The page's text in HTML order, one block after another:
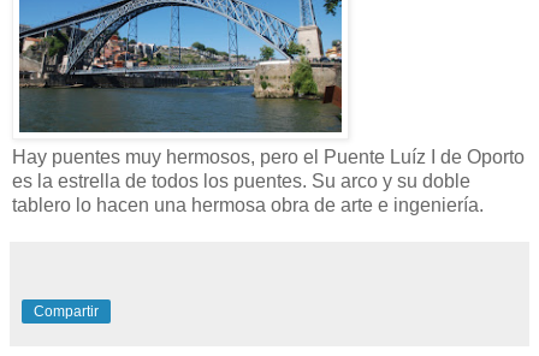
Hay puentes muy hermosos, pero el Puente Luíz I de Oporto
es la estrella de todos los puentes. Su arco y su doble
tablero lo hacen una hermosa obra de arte e ingeniería.
Compartir